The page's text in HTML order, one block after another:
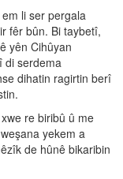
li ser pergala
fêr bûn. Bi taybetî,
yên Cihûyan
di serdema
dihatin ragirtin berî
re biribû û me
yekem a
de hûnê bikaribin